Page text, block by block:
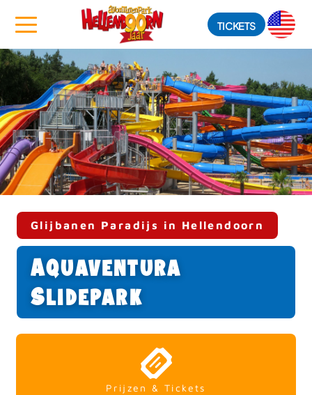
TICKETS
Glijbanen Paradijs in Hellendoorn
Aquaventura
Slidepark
Prijzen & Tickets